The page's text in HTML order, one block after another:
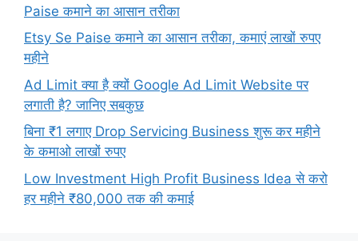
Paise कमाने का आसान तरीका
Etsy Se Paise कमाने का आसान तरीका, कमाएं लाखों रुपए
महीने
Ad Limit क्या है क्यों Google Ad Limit Website पर
लगाती है? जानिए सबकुछ
बिना ₹1 लगाए Drop Servicing Business शुरू कर महीने
के कमाओ लाखों रुपए
Low Investment High Profit Business Idea से करो
हर महीने ₹80,000 तक की कमाई